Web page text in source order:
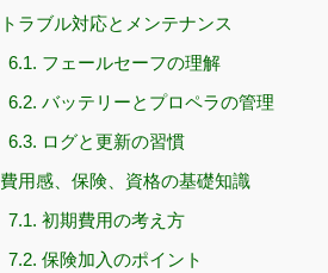
トラブル対応とメンテナンス
6.1. フェールセーフの理解
6.2. バッテリーとプロペラの管理
6.3. ログと更新の習慣
費用感、保険、資格の基礎知識
7.1. 初期費用の考え方
7.2. 保険加入のポイント